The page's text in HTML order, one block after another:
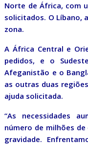
Norte de África, com
solicitados. O Líbano,
zona.
A África Central e
pedidos, e o
Afeganistão e o
as outras duas
ajuda solicitada.
“As necessidades
número de milhões
gravidade.